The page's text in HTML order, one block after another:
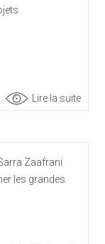
Lire la suite
Zaafrani
les grandes